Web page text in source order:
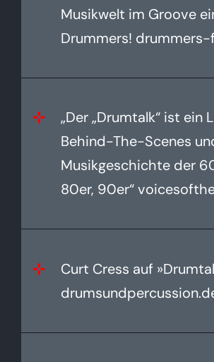
Musikwelt im Groove
Drummers!
„Der „Drumtalk“ ist ein
Behind-The-Scenes
Musikgeschichte der
80er, 90er“
Curt Cress auf